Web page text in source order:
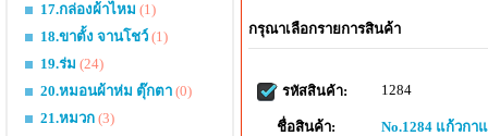
17.กล่องผ้าไหม (1)
18.ขาตั้ง จานโชว์ (1)
19.ร่ม (24)
20.หมอนผ้าห่ม ตุ๊กตา (0)
21.หมวก (3)
กรุณาเลือกรายการสินค้า
รหัสสินค้า: 1284
ชื่อสินค้า: No.1284 แก้วก